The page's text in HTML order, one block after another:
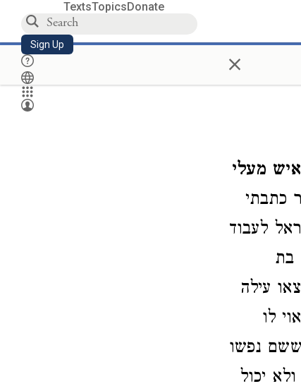
TextsTopicsDonate
Sign Up ×
מעלי
כתבתי
לעבוד
בת
עילה
לו
נפשו
יכול